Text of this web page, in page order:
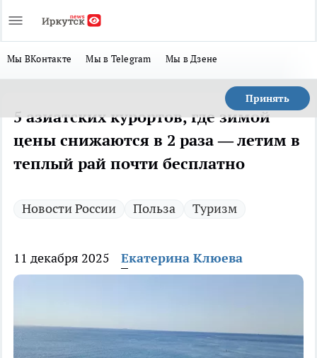
Мы ВКонтакте Мы в Telegram Мы в Дзене
Принять
5 азиатских курортов, где зимой
цены снижаются в 2 раза — летим в
теплый рай почти бесплатно
Новости России Польза Туризм
11 декабря 2025 Екатерина Клюева